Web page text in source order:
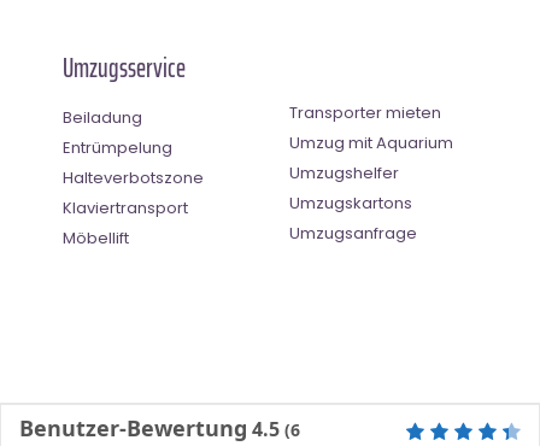
Umzugsservice
Beiladung
Entrümpelung
Halteverbotszone
Klaviertransport
Möbellift
Transporter mieten
Umzug mit Aquarium
Umzugshelfer
Umzugskartons
Umzugsanfrage
Benutzer-Bewertung 4.5 (6